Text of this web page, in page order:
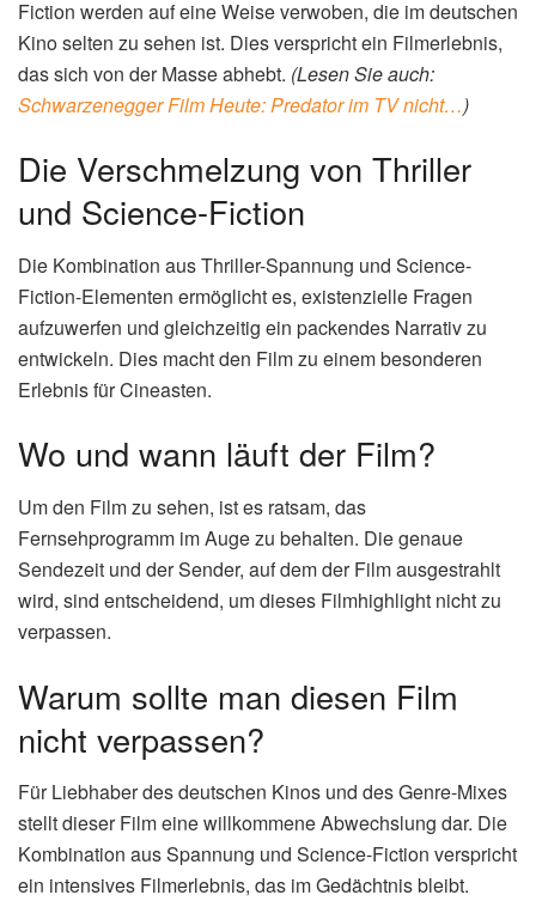
Fiction werden auf eine Weise verwoben, die im deutschen
Kino selten zu sehen ist. Dies verspricht ein Filmerlebnis,
das sich von der Masse abhebt. (Lesen Sie auch:
Schwarzenegger Film Heute: Predator im TV nicht…)
Die Verschmelzung von Thriller
und Science-Fiction
Die Kombination aus Thriller-Spannung und Science-
Fiction-Elementen ermöglicht es, existenzielle Fragen
aufzuwerfen und gleichzeitig ein packendes Narrativ zu
entwickeln. Dies macht den Film zu einem besonderen
Erlebnis für Cineasten.
Wo und wann läuft der Film?
Um den Film zu sehen, ist es ratsam, das
Fernsehprogramm im Auge zu behalten. Die genaue
Sendezeit und der Sender, auf dem der Film ausgestrahlt
wird, sind entscheidend, um dieses Filmhighlight nicht zu
verpassen.
Warum sollte man diesen Film
nicht verpassen?
Für Liebhaber des deutschen Kinos und des Genre-Mixes
stellt dieser Film eine willkommene Abwechslung dar. Die
Kombination aus Spannung und Science-Fiction verspricht
ein intensives Filmerlebnis, das im Gedächtnis bleibt.